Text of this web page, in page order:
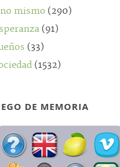
mismo (290)
(91)
(33)
(1532)
DE MEMORIA